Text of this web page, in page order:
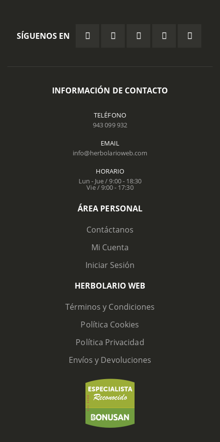
SÍGUENOS EN
INFORMACIÓN DE CONTACTO
TELÉFONO
943 099 932
EMAIL
info@herbolarioweb.com
HORARIO
Lun - Jue / 9:00 - 18:30
Vie / 9:00 - 17:30
ÁREA PERSONAL
Contáctanos
Mi Cuenta
Iniciar Sesión
HERBOLARIO WEB
Términos y Condiciones
Política Cookies
Política Privacidad
Envíos y Devoluciones